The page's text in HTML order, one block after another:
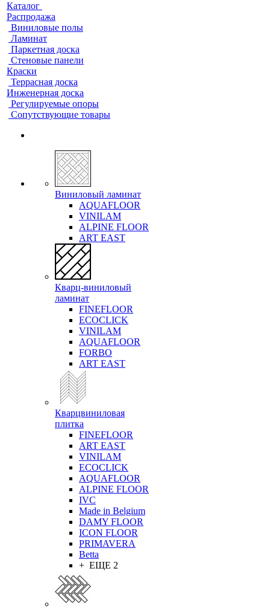
Каталог
Распродажа
Виниловые полы
Ламинат
Паркетная доска
Стеновые панели
Краски
Террасная доска
Инженерная доска
Регулируемые опоры
Сопутствующие товары
Виниловый ламинат
AQUAFLOOR
VINILAM
ALPINE FLOOR
ART EAST
Кварц-виниловый
ламинат
FINEFLOOR
ECOCLICK
VINILAM
AQUAFLOOR
FORBO
ART EAST
Кварцвиниловая
плитка
FINEFLOOR
ART EAST
VINILAM
ECOCLICK
AQUAFLOOR
ALPINE FLOOR
IVC
Made in Belgium
DAMY FLOOR
ICON FLOOR
PRIMAVERA
Betta
+ ЕЩЕ 2